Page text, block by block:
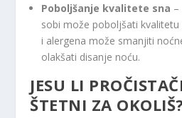
Poboljšanje kvalitete sna –
sobi može poboljšati kvalitetu
i alergena može smanjiti
olakšati disanje noću.
JESU LI
ŠTETNI ZA